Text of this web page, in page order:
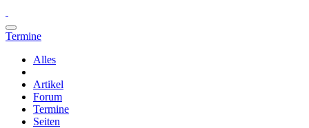
Termine
Alles
Artikel
Forum
Termine
Seiten